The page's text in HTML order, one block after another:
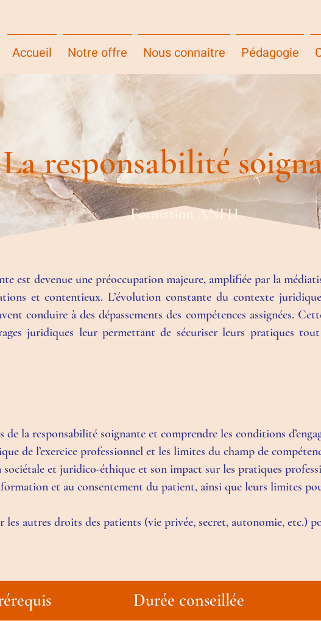
Accueil Notre offre Nous connaitre Pédagogie
La responsabilité
Formation ANFH
est devenue une préoccupation majeure, amplifiée par la
et contentieux. L’évolution constante du contexte
conduire à des dépassements des compétences assignées.
juridiques leur permettant de sécuriser leurs pratiques
de la responsabilité soignante et comprendre les conditions
de l’exercice professionnel et les limites du champ de
et juridico-éthique et son impact sur les pratiques
et au consentement du patient, ainsi que leurs limites
les autres droits des patients (vie privée, secret, autonomie, etc.)
Durée conseillée